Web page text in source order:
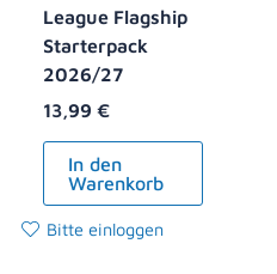
League Flagship
Starterpack
2026/27
13,99 €
In den
Warenkorb
Bitte einloggen